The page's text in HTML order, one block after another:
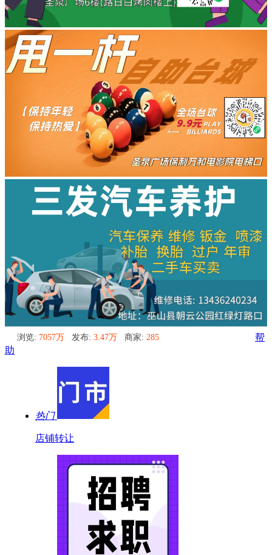
浏览: 7057万 发布: 3.47万 商家: 285
帮
助
热门
店铺转让